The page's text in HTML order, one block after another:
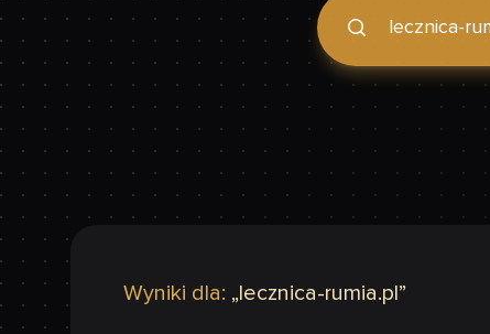
Wyniki dla: „ lecznica-rumia.pl ”